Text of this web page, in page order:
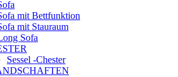
mit Bettfunktion
mit Stauraum
Sofa
Sessel -Chester